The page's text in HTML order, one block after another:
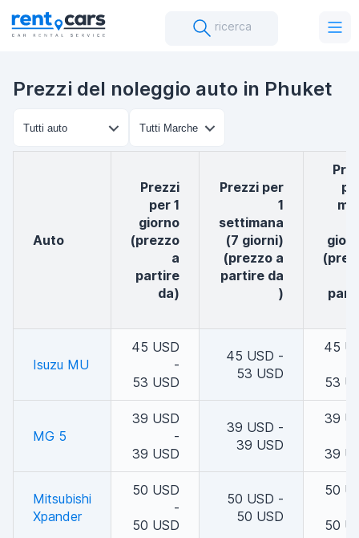
ricerca
Prezzi del noleggio auto in Phuket
auto
Prezzi
per 1
giorno
(prezzo
a
partire
da)
Prezzi per
1
settimana
(7 giorni)
(prezzo a
partire da
)
Prezzi
Isuzu MU
45 USD
-
53 USD
45 USD -
53 USD
45
53
MG 5
39 USD
-
39 USD
39 USD -
39 USD
39
39
Mitsubishi
Xpander
50 USD
-
50 USD
50 USD -
50 USD
50
50